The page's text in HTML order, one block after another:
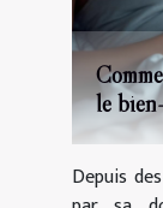
le
Depuis